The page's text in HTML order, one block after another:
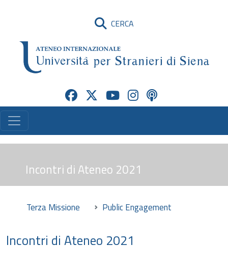
CERCA
Incontri di Ateneo 2021
Terza Missione Public Engagement
Incontri di Ateneo 2021